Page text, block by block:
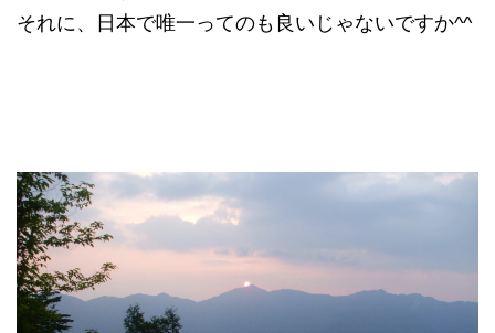
それに、日本で唯一ってのも良いじゃないですか^^